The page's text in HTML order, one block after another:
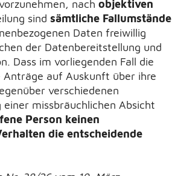
nach objektiven
sind sämtliche Fallumstände
Daten freiwillig
der Datenbereitstellung und
Dass im vorliegenden Fall die
auf Auskunft über ihre
verschiedenen
missbräuchlichen Absicht
Person keinen
die entscheidende